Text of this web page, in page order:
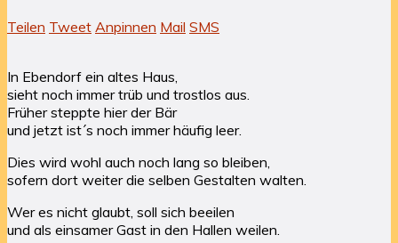
Teilen Tweet Anpinnen Mail SMS
In Ebendorf ein altes Haus,
sieht noch immer trüb und trostlos aus.
Früher steppte hier der Bär
und jetzt ist´s noch immer häufig leer.
Dies wird wohl auch noch lang so bleiben,
sofern dort weiter die selben Gestalten walten.
Wer es nicht glaubt, soll sich beeilen
und als einsamer Gast in den Hallen weilen.